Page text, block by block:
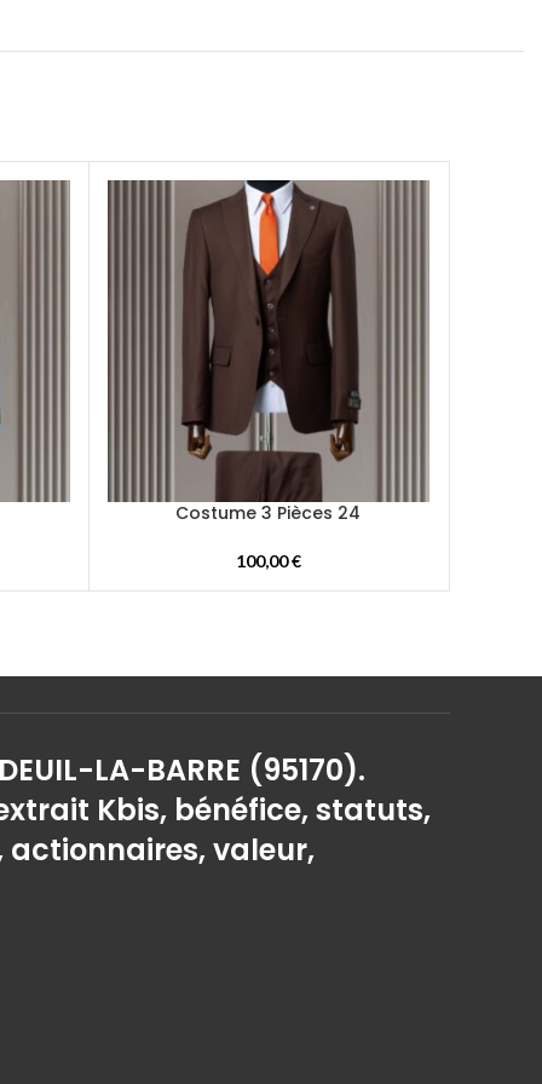
Costume 3 Pièces 24
100,00€
LA-BARRE (95170).
Kbis, bénéfice, statuts,
actionnaires, valeur,